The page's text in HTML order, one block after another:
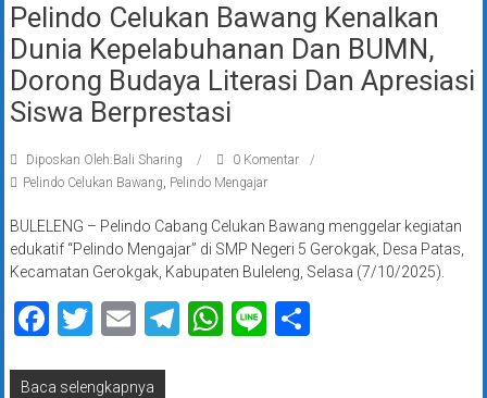
Pelindo Celukan Bawang Kenalkan
Dunia Kepelabuhanan Dan BUMN,
Dorong Budaya Literasi Dan Apresiasi
Siswa Berprestasi
Diposkan Oleh:Bali Sharing
0 Komentar
Pelindo Celukan Bawang, Pelindo Mengajar
BULELENG – Pelindo Cabang Celukan Bawang menggelar kegiatan
edukatif “Pelindo Mengajar” di SMP Negeri 5 Gerokgak, Desa Patas,
Kecamatan Gerokgak, Kabupaten Buleleng, Selasa (7/10/2025).
Facebook
Twitter
EmailTelegram
WhatsApp
LineShare
Baca selengkapnya